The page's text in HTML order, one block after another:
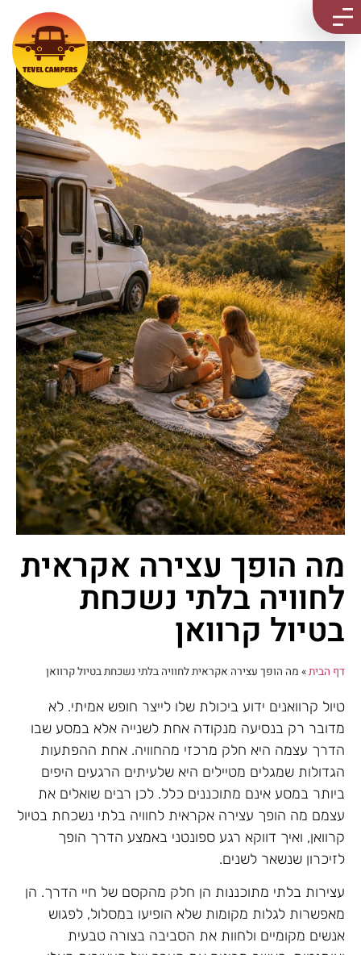
מה הופך עצירה אקראית
לחוויה בלתי נשכחת
בטיול קרוואן
דף הבית» מה הופך עצירה אקראית לחוויה בלתי נשכחת בטיול קרוואן
טיול קרוואנים ידוע ביכולת שלו לייצר חופש אמיתי. לא
מדובר רק בנסיעה מנקודה אחת לשנייה אלא במסע שבו
הדרך עצמה היא חלק מרכזי מהחוויה. אחת ההפתעות
הגדולות שמגלים מטיילים היא שלעיתים הרגעים היפים
ביותר במסע אינם מתוכננים כלל. לכן רבים שואלים את
עצמם מה הופך עצירה אקראית לחוויה בלתי נשכחת בטיול
קרוואן, ואיך דווקא רגע ספונטני באמצע הדרך הופך
לזיכרון שנשאר לשנים.
עצירות בלתי מתוכננות הן חלק מהקסם של חיי הדרך. הן
מאפשרות לגלות מקומות שלא הופיעו במסלול, לפגוש
אנשים מקומיים ולחוות את הסביבה בצורה טבעית